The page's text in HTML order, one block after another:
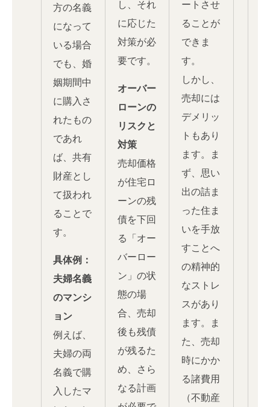
方の名義
になって
いる場合
でも、婚
姻期間中
に購入さ
れたもの
であれ
ば、共有
財産とし
て扱われ
ることで
す。
具体例：
夫婦名義
のマンシ
ョン
例えば、
夫婦の両
名義で購
入したマ
し、それ
に応じた
対策が必
要です。
オーバー
ローンの
リスクと
対策
売却価格
が住宅ロ
ーンの残
債を下回
る「オー
バーロー
ン」の状
態の場
合、売却
後も残債
が残るた
め、さら
なる計画
ートさせ
ることが
できま
す。
しかし、
売却には
デメリッ
トもあり
ます。ま
ず、思い
出の詰ま
った住ま
いを手放
すことへ
の精神的
なストレ
スがあり
ます。ま
た、売却
時にかか
る諸費用
（不動産